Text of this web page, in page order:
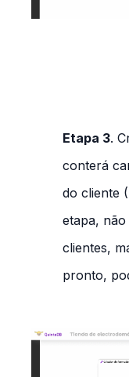
Etapa 3.
conterá
do cliente
etapa,
clientes,
pronto,